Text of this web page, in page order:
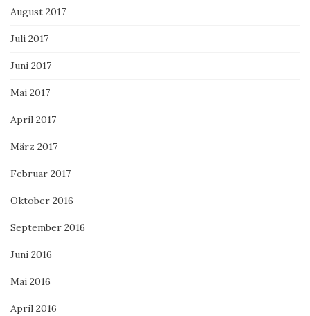
August 2017
Juli 2017
Juni 2017
Mai 2017
April 2017
März 2017
Februar 2017
Oktober 2016
September 2016
Juni 2016
Mai 2016
April 2016